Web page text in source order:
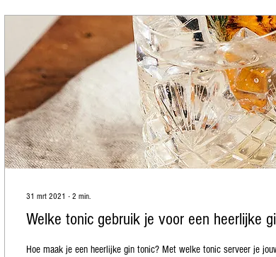
31 mrt 2021 ∙ 2 min.
Welke tonic gebruik je voor een heerlijke
Hoe maak je een heerlijke gin tonic? Met welke tonic serveer je